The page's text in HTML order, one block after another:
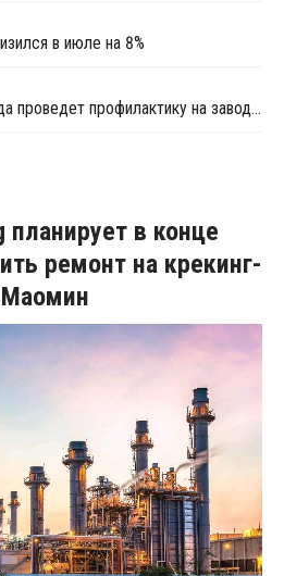
в июле на 8%
TSMC в феврале 2017 года проведет профилактику на заводах стирола в Тайване
планирует в конце
ремонт на крекинг-